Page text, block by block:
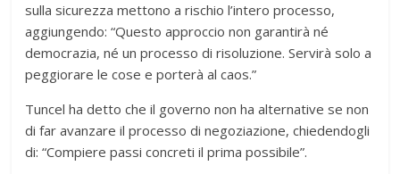
sulla sicurezza mettono a rischio l’intero processo,
aggiungendo: “Questo approccio non garantirà né
democrazia, né un processo di risoluzione. Servirà solo a
peggiorare le cose e porterà al caos.”
Tuncel ha detto che il governo non ha alternative se non
di far avanzare il processo di negoziazione, chiedendogli
di: “Compiere passi concreti il prima possibile”.